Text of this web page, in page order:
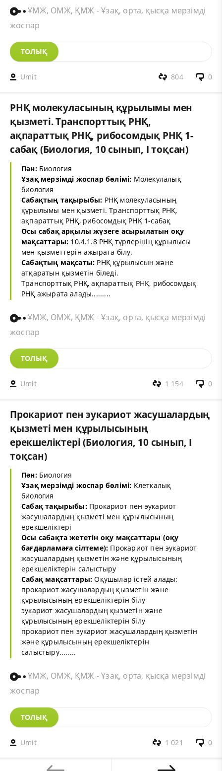
ҰМЖ, ОМЖ, ҚМЖ - Ұзақ, орта, қысқа мерзімді
жоспар
ТОЛЫҚ
Umit 0
804
РНҚ молекуласының құрылымы мен
қызметі. Транспорттық РНҚ,
ақпараттық РНҚ, рибосомдық РНҚ 1-
сабақ (Биология, 10 сынып, I тоқсан)
Пән:Биология
Ұзақ мерзімді жоспар бөлімі: Молекулалық
биология
Сабақтың тақырыбы: РНҚ молекуласының
құрылымы мен қызметі. Транспорттық РНҚ,
ақпараттық РНҚ, рибосомдық РНҚ 1-сабақ
Осы сабақ арқылы жүзеге асырылатын оқу
мақсаттары: 10.4.1.8 РНҚ түрлерінің құрылысы
мен қызметтерін ажырата білу.
Сабақтың мақсаты: РНҚ құрылысын және
атқаратын қызметін біледі.
Транспорттық РНҚ, ақпараттық РНҚ, рибосомдық
РНҚ ажырата алады.........
ҰМЖ, ОМЖ, ҚМЖ - Ұзақ, орта, қысқа мерзімді
жоспар
ТОЛЫҚ
Umit 0
1 154
Прокариот пен эукариот жасушалардың
қызметі мен құрылысының
ерекшеліктері (Биология, 10 сынып, I
тоқсан)
Пән:Биология
Ұзақ мерзімді жоспар бөлімі: Клеткалық
биология
Сабақ тақырыбы:Прокариот пен эукариот
жасушалардың қызметі мен құрылысының
ерекшеліктері
Осы сабақта жететін оқу мақсаттары (оқу
бағдарламаға сілтеме): Прокариот пен эукариот
жасушалардың қызметін және құрылысының
ерекшеліктерін салыстыру
Сабақ мақсаттары: Оқушылар істей алады:
прокариот жасушалардың қызметін және
құрылысының ерекшеліктерін білу
эукариот жасушалардың қызметін және
құрылысының ерекшеліктерін білу
прокариот пен эукариот жасушалардың қызметін
және құрылысының ерекшеліктерін
салыстыру........
ҰМЖ, ОМЖ, ҚМЖ - Ұзақ, орта, қысқа мерзімді
жоспар
ТОЛЫҚ
Umit 0
1 021